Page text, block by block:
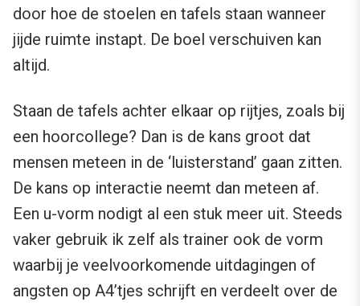
door hoe de stoelen en tafels staan wanneer
jijde ruimte instapt. De boel verschuiven kan
altijd.
Staan de tafels achter elkaar op rijtjes, zoals bij
een hoorcollege? Dan is de kans groot dat
mensen meteen in de ‘luisterstand’ gaan zitten.
De kans op interactie neemt dan meteen af.
Een u-vorm nodigt al een stuk meer uit. Steeds
vaker gebruik ik zelf als trainer ook de vorm
waarbij je veelvoorkomende uitdagingen of
angsten op A4’tjes schrijft en verdeelt over de